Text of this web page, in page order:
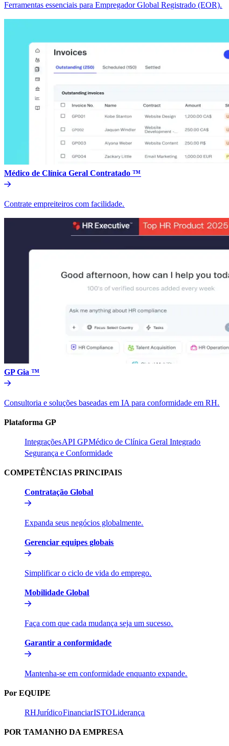
Ferramentas essenciais para Empregador Global Registrado (EOR).​​
Médico de Clínica Geral Contratado ™​​
Contrate empreiteiros com facilidade.​​
GP Gia ™​​
Consultoria e soluções baseadas em IA para conformidade em RH.​​
Plataforma GP​​
Integrações​​API GP​​Médico de Clínica Geral Integrado​​
Segurança e Conformidade​​
COMPETÊNCIAS PRINCIPAIS​​
Contratação Global​​
Expanda seus negócios globalmente.​​
Gerenciar equipes globais​​
Simplificar o ciclo de vida do emprego.​​
Mobilidade Global​​
Faça com que cada mudança seja um sucesso.​​
Garantir a conformidade​​
Mantenha-se em conformidade enquanto expande.​​
Por EQUIPE​​
RH​​Jurídico​​Financiar​​ISTO​​Liderança​​
POR TAMANHO DA EMPRESA​​